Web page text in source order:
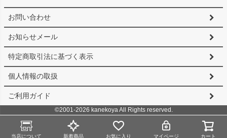
当店について 新着商品 お気に入り マイページ カート
お問い合わせ
お知らせメール
特定商取引法に基づく表示
個人情報の取扱
ご利用ガイド
©2001-2026 kanekoya All Rights reserved.